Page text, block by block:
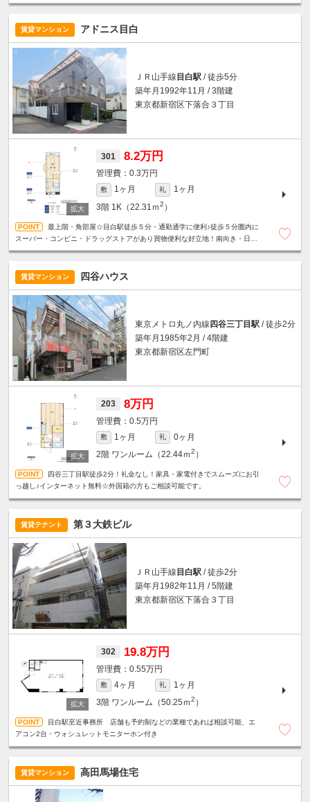
賃貸マンション アドニス目白
ＪＲ山手線目白駅 / 徒歩5分
築年月1992年11月 / 3階建
東京都新宿区下落合３丁目
301 8.2万円
0.3万円
敷 1ヶ月 礼
1ヶ月
3階 1K（22.31ｍ2 ）
最上階・角部屋☆目白駅徒歩５分・通勤通学に便利♪徒歩５分圏内に
スーパー・コンビニ・ドラッグストアがあり買物便利な好立地！南向き・日当
賃貸マンション 四谷ハウス
東京メトロ丸ノ内線 四谷三丁目駅 / 徒歩2分
築年月1985年2月 / 4階建
東京都新宿区左門町
203 8万円
0.5万円
敷 1ヶ月 礼
0ヶ月
2階 ワンルーム（22.44ｍ2 ）
四谷三丁目駅徒歩2分！礼金なし！家具・家電付きでスムーズにお引
っ越し♪インターネット無料☆外国籍の方もご相談可能です。
賃貸テナント 第３大鉄ビル
ＪＲ山手線 目白駅 / 徒歩2分
築年月1982年11月 / 5階建
東京都新宿区下落合３丁目
302 19.8万円
0.55万円
敷 4ヶ月 礼
1ヶ月
3階 ワンルーム（50.25ｍ2 ）
目白駅至近事務所 店舗も予約制などの業種であれば相談可能、エ
アコン2台・ウォシュレットモニターホン付き
賃貸マンション 高田馬場住宅